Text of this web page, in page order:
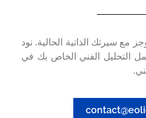
مع سيرتك الذاتية الحالية. نود
التحليل الفني الخاص بك في